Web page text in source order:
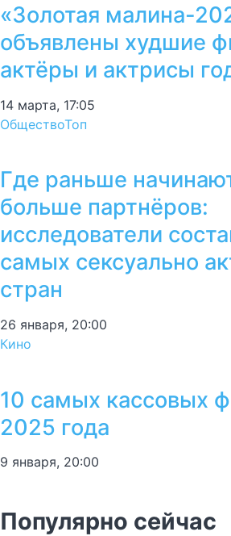
«Золотая малина-
объявлены худшие
актёры и актрисы
14 марта, 17:05
ОбществоТоп
Где раньше
больше партнёров:
исследователи
самых сексуально
стран
26 января, 20:00
Кино
10 самых кассовых
2025 года
9 января, 20:00
Популярно сейчас